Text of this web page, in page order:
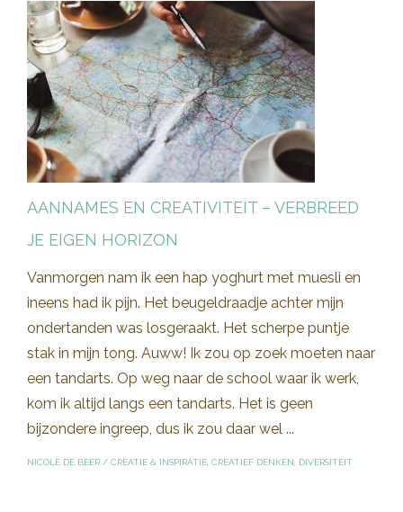
AANNAMES EN CREATIVITEIT – VERBREED
JE EIGEN HORIZON
Vanmorgen nam ik een hap yoghurt met muesli en
ineens had ik pijn. Het beugeldraadje achter mijn
ondertanden was losgeraakt. Het scherpe puntje
stak in mijn tong. Auww! Ik zou op zoek moeten naar
een tandarts. Op weg naar de school waar ik werk,
kom ik altijd langs een tandarts. Het is geen
bijzondere ingreep, dus ik zou daar wel ...
NICOLE DE BEER / CREATIE & INSPIRATIE CREATIEF DENKEN DIVERSITEIT